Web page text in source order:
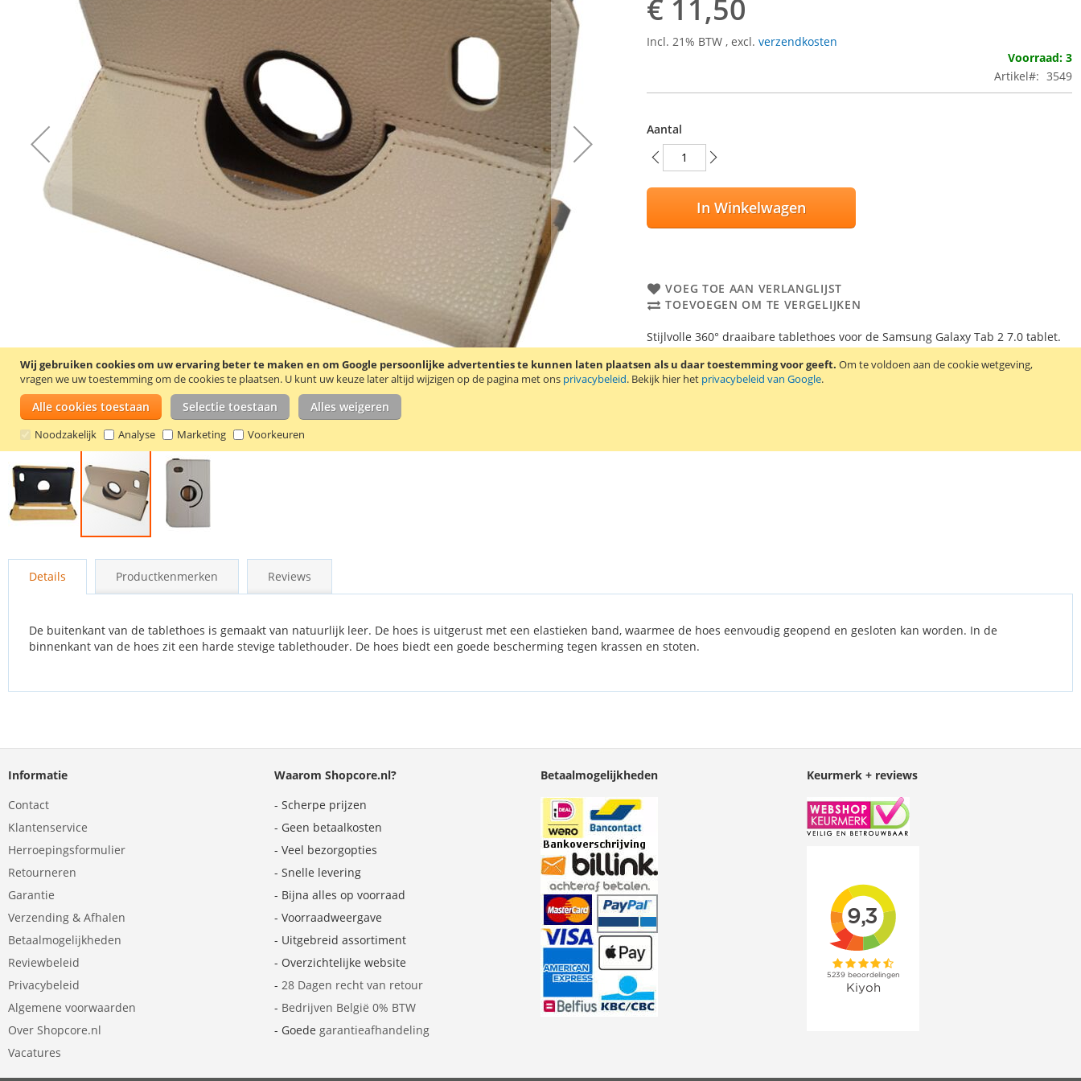
Wij gebruiken cookies om uw ervaring beter te maken en om Google persoonlijke advertenties te kunnen laten plaatsen als u daar toestemming voor geeft. Om te voldoen aan de cookie wetgeving,
vragen we uw toestemming om de cookies te plaatsen. U kunt uw keuze later altijd wijzigen op de pagina met ons privacybeleid. Bekijk hier het privacybeleid van Google.
Alle cookies toestaan Selectie toestaan Alles weigeren
Noodzakelijk Analyse Marketing Voorkeuren
naar
afbeeldingen-
€ 11,50
Incl. 21% BTW, excl.verzendkosten
Voorraad: 3
Artikel
3549
Aantal
In Winkelwagen
VOEG TOE AAN VERLANGLIJST
TOEVOEGEN OM TE VERGELIJKEN
Stijlvolle 360° draaibare tablethoes voor de Samsung Galaxy Tab 2 7.0 tablet.
Kleur: wit.
Details Productkenmerken Reviews
De buitenkant van de tablethoes is gemaakt van natuurlijk leer. De hoes is uitgerust met een elastieken band, waarmee de hoes eenvoudig geopend en gesloten kan worden. In de
binnenkant van de hoes zit een harde stevige tablethouder. De hoes biedt een goede bescherming tegen krassen en stoten.
Informatie
Contact
Klantenservice
Herroepingsformulier
Retourneren
Garantie
Verzending & Afhalen
Betaalmogelijkheden
Reviewbeleid
Privacybeleid
Algemene voorwaarden
Over Shopcore.nl
Vacatures
Waarom Shopcore.nl?
- Scherpe prijzen
- Geen betaalkosten
- Veel bezorgopties
- Snelle levering
- Bijna alles op voorraad
- Voorraadweergave
- Uitgebreid assortiment
- Overzichtelijke website
- 28 Dagen recht van retour
- Bedrijven België 0% BTW
- Goede garantieafhandeling
Betaalmogelijkheden Keurmerk + reviews